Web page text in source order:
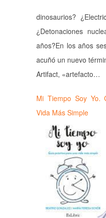
dinosaurios?
¿Detonaciones
años?En los años
acuñó un nuevo
Artifact, «artefacto…
Mi Tiempo Soy Yo.
Vida Más Simple